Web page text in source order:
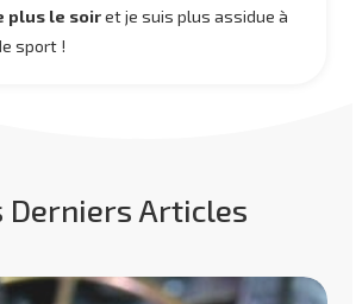
plus le soiret je suis plus assidue à
sport !
Derniers Articles